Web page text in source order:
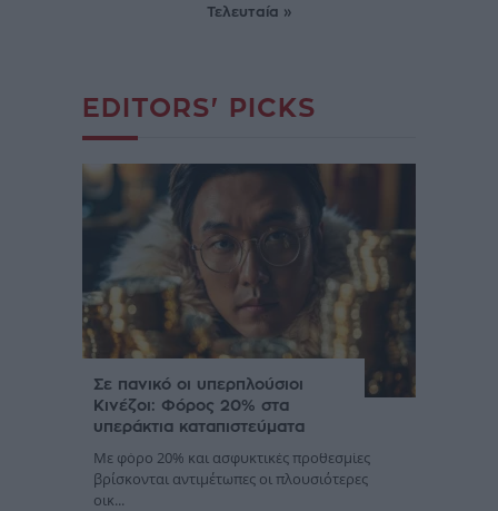
Τελευταία »
EDITORS' PICKS
Σε πανικό οι υπερπλούσιοι
Κινέζοι: Φόρος 20% στα
υπεράκτια καταπιστεύματα
Με φόρο 20% και ασφυκτικές προθεσμίες
βρίσκονται αντιμέτωπες οι πλουσιότερες
οικ...